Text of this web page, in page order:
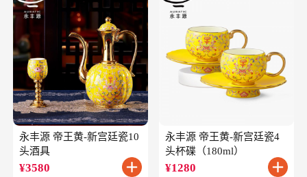
永丰源 帝王黄-新宫廷瓷10
头酒具
¥3580
永丰源 帝王黄-新宫廷瓷4
头杯碟（180ml）
¥1280